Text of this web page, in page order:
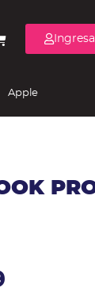
Ingresa
Apple